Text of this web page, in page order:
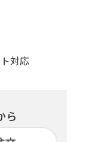
対応
ら